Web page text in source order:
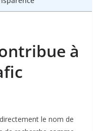
à
le nom de